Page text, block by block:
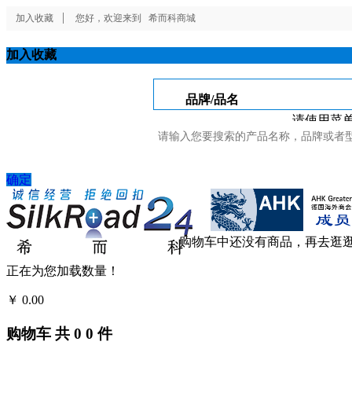
加入收藏 您好，欢迎来到 希而科商城
加入收藏
请使用菜
确定
购物车中还没有商品，再去逛
正在为您加载数量！
￥ 0.00
购物车 共 0 0 件
品牌/品名